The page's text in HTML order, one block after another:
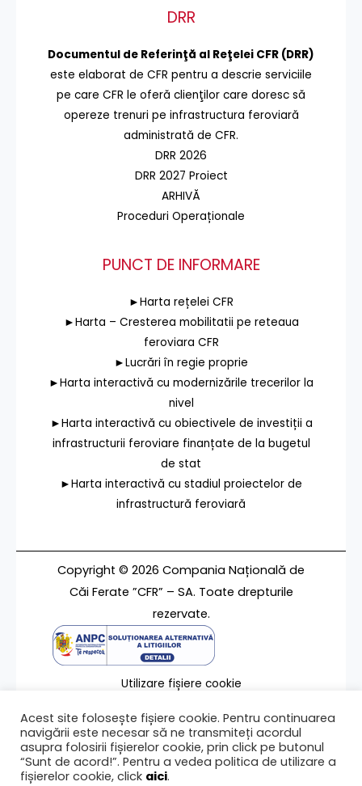
DRR
Documentul de Referinţă al Reţelei CFR (DRR)
este elaborat de CFR pentru a descrie serviciile
pe care CFR le oferă clienţilor care doresc să
opereze trenuri pe infrastructura feroviară
administrată de CFR.
DRR 2026
DRR 2027 Proiect
ARHIVĂ
Proceduri Operaționale
PUNCT DE INFORMARE
►Harta rețelei CFR
►Harta – Cresterea mobilitatii pe reteaua
feroviara CFR
►Lucrări în regie proprie
►Harta interactivă cu modernizările trecerilor la
nivel
►Harta interactivă cu obiectivele de investiții a
infrastructurii feroviare finanțate de la bugetul
de stat
►Harta interactivă cu stadiul proiectelor de
infrastructură feroviară
Copyright © 2026 Compania Națională de
Căi Ferate ”CFR” – SA. Toate drepturile
rezervate.
Utilizare fișiere cookie
Contact
Acest site folosește fișiere cookie. Pentru continuarea
navigării este necesar să ne transmiteți acordul
asupra folosirii fișierelor cookie, prin click pe butonul
“Sunt de acord!”. Pentru a vedea politica de utilizare a
fișierelor cookie, click aici.